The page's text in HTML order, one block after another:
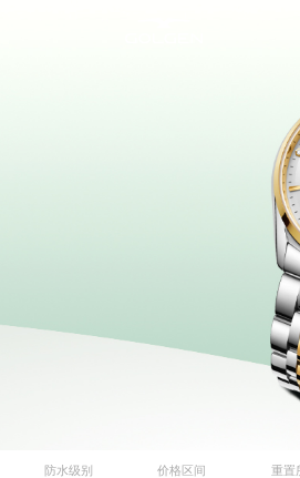
男士腕
腕表养
商务合
防水级别 价格区间 重置